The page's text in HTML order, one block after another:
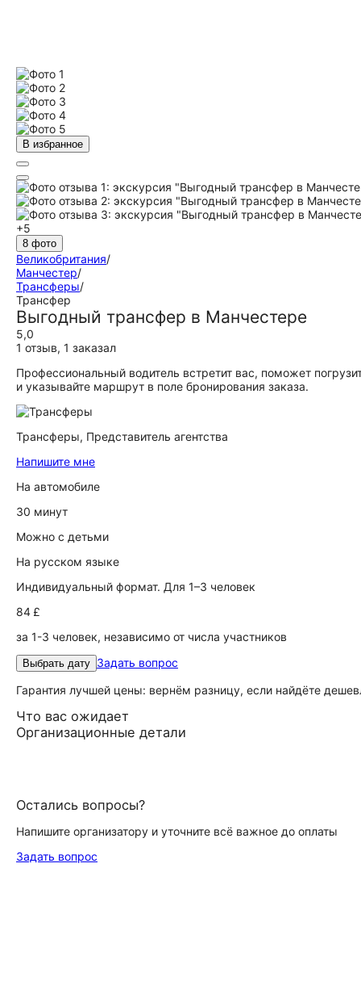
В избранное
+5
8 фото
Великобритания/
Манчестер/
Трансферы/
Трансфер
Выгодный трансфер в Манчестере
5,0
1 отзыв, 1 заказал
Профессиональный водитель встретит вас, поможет
и указывайте маршрут в поле бронирования заказа.
Трансферы, Представитель агентства
Напишите мне
На автомобиле
30 минут
Можно с детьми
На русском языке
Индивидуальный формат. Для 1–3 человек
84 £
за 1-3 человек, независимо от числа участников
Выбрать дату Задать вопрос
Гарантия лучшей цены: вернём разницу, если найдёте
Что вас ожидает
Организационные детали
Остались вопросы?
Напишите организатору и уточните всё важное до оплаты
Задать вопрос